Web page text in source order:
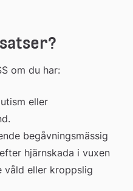
om du har:
eller
begåvningsmässig
hjärnskada i vuxen
våld eller kroppslig